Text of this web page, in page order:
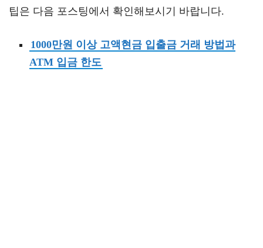
팁은 다음 포스팅에서 확인해보시기 바랍니다.
1000만원 이상 고액현금 입출금 거래 방법과
ATM 입금 한도